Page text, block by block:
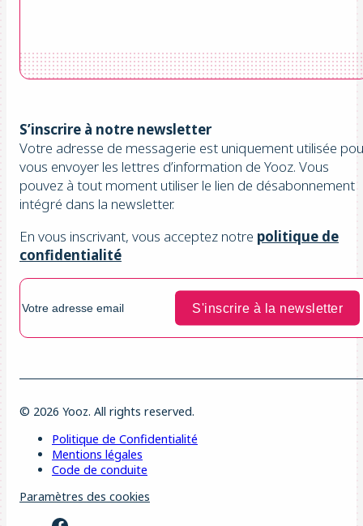
S’inscrire à notre newsletter
Votre adresse de messagerie est uniquement utilisée
vous envoyer les lettres d’information de Yooz. Vous
pouvez à tout moment utiliser le lien de désabonnement
intégré dans la newsletter.
En vous inscrivant, vous acceptez notre politique de
confidentialité
© 2026 Yooz. All rights reserved.
Politique de Confidentialité
Mentions légales
Code de conduite
Paramètres des cookies